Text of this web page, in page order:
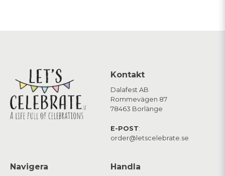
Kontakt
Dalafest AB
Rommevägen 87
78463 Borlänge
E-POST:
order@letscelebrate.se
Navigera Handla